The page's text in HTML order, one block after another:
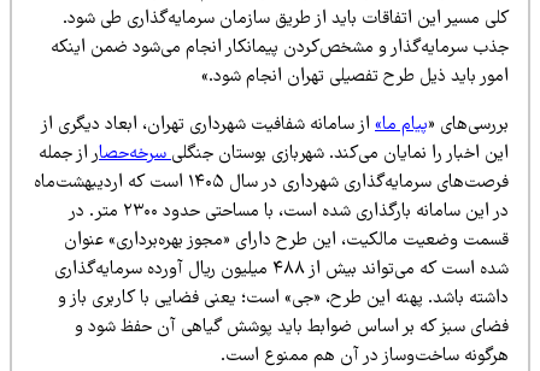
مسیر این اتفاقات باید از طریق سازمان سرمایه‌گذاری طی شود.
سرمایه‌گذار و مشخص‌کردن پیمانکار انجام می‌شود ضمن اینکه
باید ذیل طرح تفصیلی تهران انجام شود.»
«پیام ما»از سامانه شفافیت شهرداری تهران، ابعاد دیگری از
اخبار را نمایان می‌کند. شهربازی بوستان جنگلیسرخه‌حصار از جمله
فرصت‌های سرمایه‌گذاری شهرداری در سال ۱۴۰۵ است که اردیبهشت‌ماه
در این سامانه بارگذاری شده است، با مساحتی حدود ۲۳۰۰ متر. در
وضعیت مالکیت، این طرح دارای «مجوز بهره‌برداری» عنوان
شده است که می‌تواند بیش از ۴۸۸ میلیون ریال آورده سرمایه‌گذاری
باشد. پهنه این طرح، «جی» است؛ یعنی فضایی با کاربری باز و
سبز که بر اساس ضوابط باید پوشش گیاهی آن حفظ شود و
ساخت‌وساز در آن هم ممنوع است.